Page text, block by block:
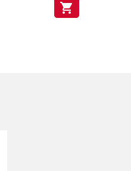
shopping_cart